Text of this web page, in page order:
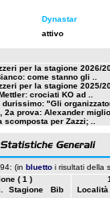
Dynastar
attivo
per la stagione 2026/
come stanno gli ..
per la stagione 2025/
crociati KO ad ..
durissimo: "Gli
2a prova: Alexander
scomposta per Zazzi; ..
(in bluetto i risultati della
( 1 )
Stagione
Bib
Località